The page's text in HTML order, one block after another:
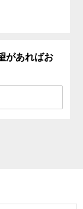
があればお